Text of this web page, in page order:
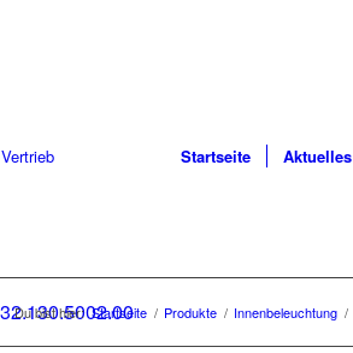
Startseite Aktuelles
Du bist hier: Startseite / Produkte / Innenbeleuchtung /